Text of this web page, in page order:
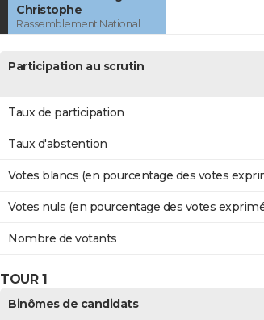
Christophe
Rassemblement National
Participation au scrutin
Taux de participation
Taux d'abstention
Votes blancs (en pourcentage des votes
Votes nuls (en pourcentage des votes
Nombre de votants
TOUR 1
Binômes de candidats